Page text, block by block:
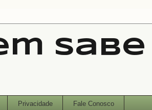
Sabe
Privacidade Fale Conosco